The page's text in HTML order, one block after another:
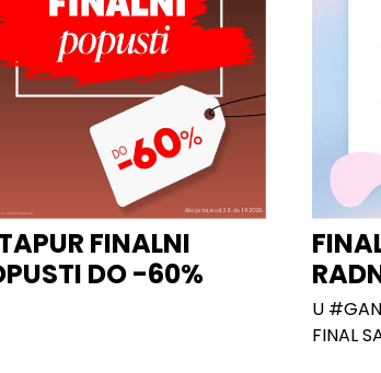
FINALNI
DO -60%
U
FINAL